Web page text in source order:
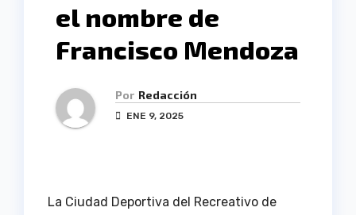
el nombre de
Francisco Mendoza
Por Redacción
ENE 9, 2025
La Ciudad Deportiva del Recreativo de